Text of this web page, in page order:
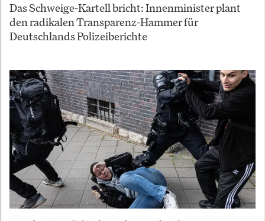
Das Schweige-Kartell bricht: Innenminister plant
den radikalen Transparenz-Hammer für
Deutschlands Polizeiberichte